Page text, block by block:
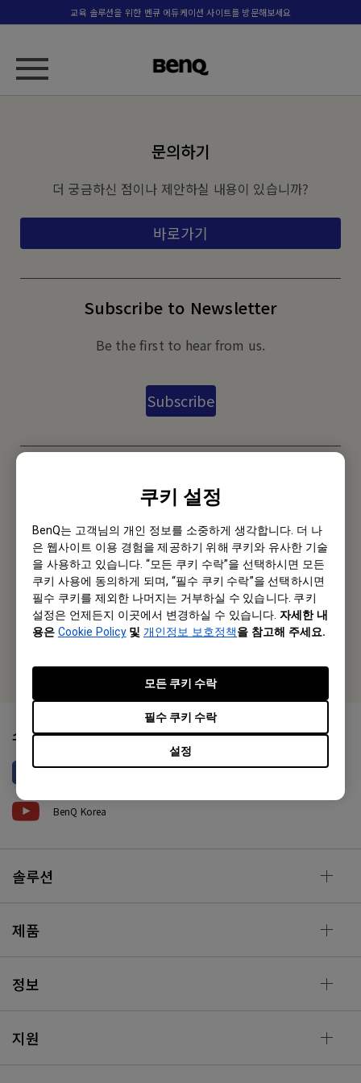
쿠키 설정
BenQ는 고객님의 개인 정보를 소중하게 생각합니다. 더 나
은 웹사이트 이용 경험을 제공하기 위해 쿠키와 유사한 기술
을 사용하고 있습니다. “모든 쿠키 수락”을 선택하시면 모든
쿠키 사용에 동의하게 되며, “필수 쿠키 수락”을 선택하시면
필수 쿠키를 제외한 나머지는 거부하실 수 있습니다. 쿠키
설정은 언제든지 이곳에서 변경하실 수 있습니다. 자세한 내
용은 Cookie Policy및 개인정보 보호정책을 참고해 주세요.
설정
필수 쿠키 수락
모든 쿠키 수락
교육 솔루션을 위한 벤큐 에듀케이션 사이트를 방문해보세요
문의하기
더 궁금하신 점이나 제안하실 내용이 있습니까?
바로가기
Subscribe to Newsletter
Be the first to hear from us.
Subscribe
주소: 서울시 구로구 구로동 212-8 대륭포스트타워 1차 1801호
Tel: +82-2-515-3520
Fax: +82-2-795-8366
소셜 미디어
BenQ Korea
BenQ Korea
솔루션
제품
정보
지원